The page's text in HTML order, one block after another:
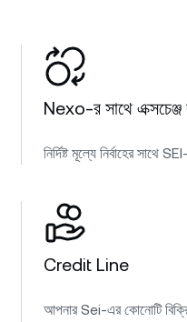
Nexo-র সাথে
নির্দিষ্ট মূল্যে নির্বাহের
Credit Line
আপনার Sei-এর কোনোটি বিক্রি